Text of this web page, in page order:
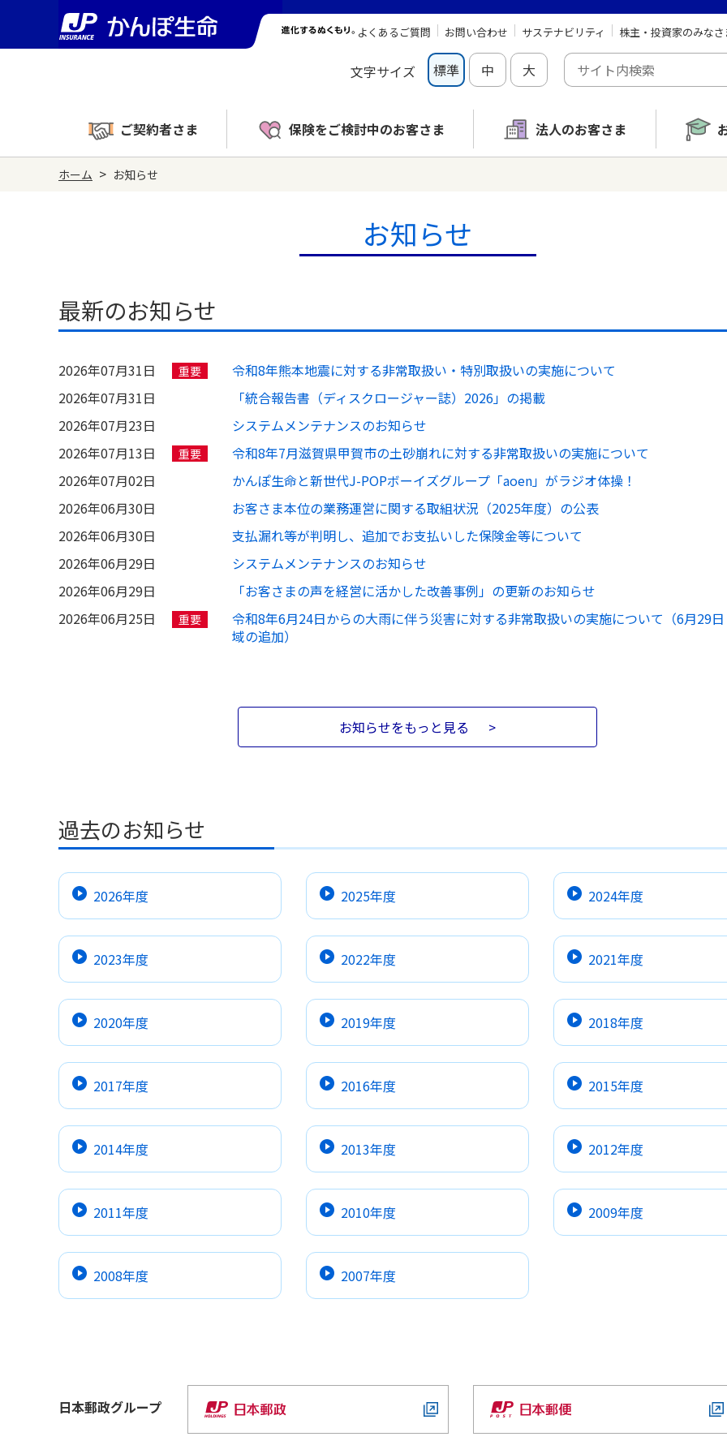
よくあるご質問 お問い合わせ サステナビリティ 株主・投資家のみな
文字サイズ 標準 中 大
ご契約者さま 保険をご検討中のお客さま 法人のお客さま
ホーム > お知らせ
お知らせ
最新のお知らせ
2026年07月31日 重要
令和8年熊本地震に対する非常取扱い・特別取扱いの実施について
2026年07月31日
「統合報告書（ディスクロージャー誌）2026」の掲載
2026年07月23日
システムメンテナンスのお知らせ
2026年07月13日
重要
令和8年7月滋賀県甲賀市の土砂崩れに対する非常取扱いの実施について
2026年07月02日
かんぽ生命と新世代J-POPボーイズグループ「aoen」がラジオ体操！
2026年06月30日
お客さま本位の業務運営に関する取組状況（2025年度）の公表
2026年06月30日
支払漏れ等が判明し、追加でお支払いした保険金等について
2026年06月29日
システムメンテナンスのお知らせ
2026年06月29日
「お客さまの声を経営に活かした改善事例」の更新のお知らせ
2026年06月25日
重要
令和8年6月24日からの大雨に伴う災害に対する非常取扱いの実施について（6月29
域の追加）
お知らせをもっと見る >
過去のお知らせ
2026年度 2025年度 2024年度
2023年度 2022年度 2021年度
2020年度 2019年度 2018年度
2017年度 2016年度 2015年度
2014年度 2013年度 2012年度
2011年度 2010年度 2009年度
2008年度 2007年度
日本郵政グループ